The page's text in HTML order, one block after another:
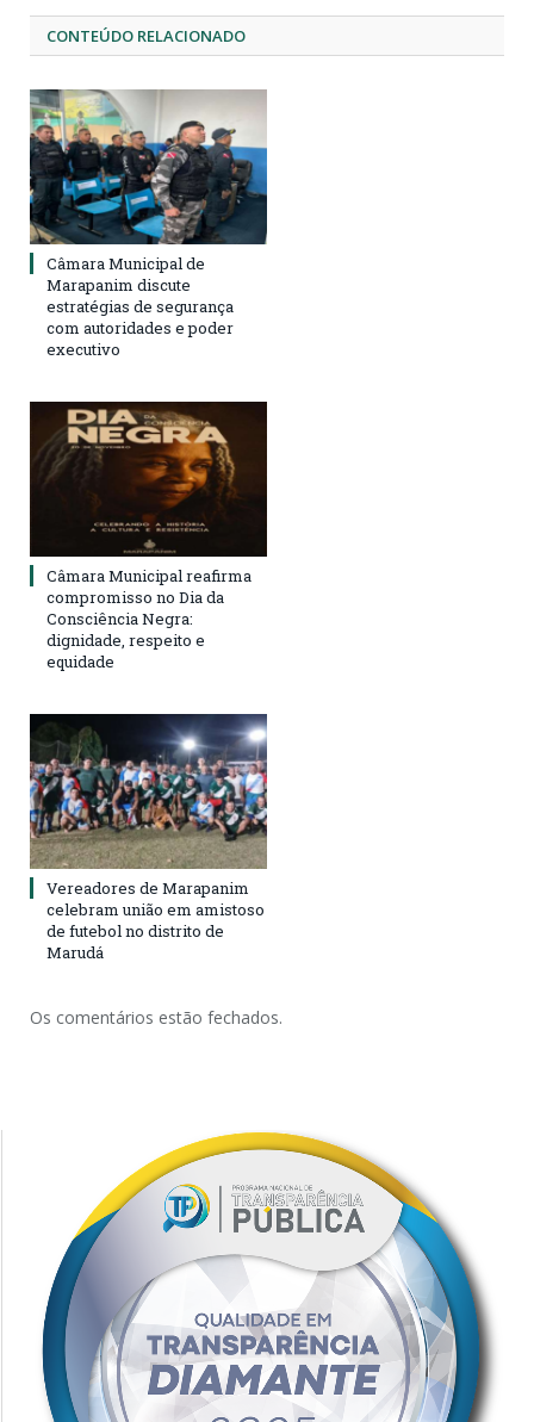
CONTEÚDO RELACIONADO
Câmara Municipal de
Marapanim discute
estratégias de segurança
com autoridades e poder
executivo
Câmara Municipal reafirma
compromisso no Dia da
Consciência Negra:
dignidade, respeito e
equidade
Vereadores de Marapanim
celebram união em amistoso
de futebol no distrito de
Marudá
Os comentários estão fechados.